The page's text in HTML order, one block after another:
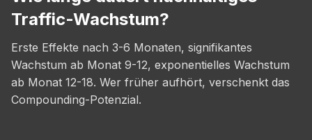
Traffic-Wachstum?
Erste Effekte nach 3-6 Monaten, signifikantes
Wachstum ab Monat 9-12, exponentielles Wachstum
ab Monat 12-18. Wer früher aufhört, verschenkt das
Compounding-Potenzial.